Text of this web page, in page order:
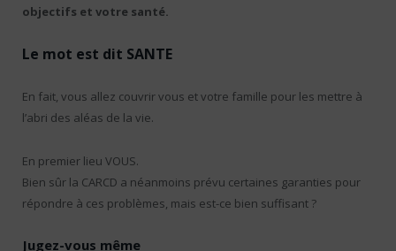
objectifs et votre santé.
Le mot est dit SANTE
En fait, vous allez couvrir vous et votre famille pour les mettre à
l’abri des aléas de la vie.
En premier lieu VOUS.
Bien sûr la CARCD a néanmoins prévu certaines garanties pour
répondre à ces problèmes, mais est-ce bien suffisant ?
Jugez-vous même